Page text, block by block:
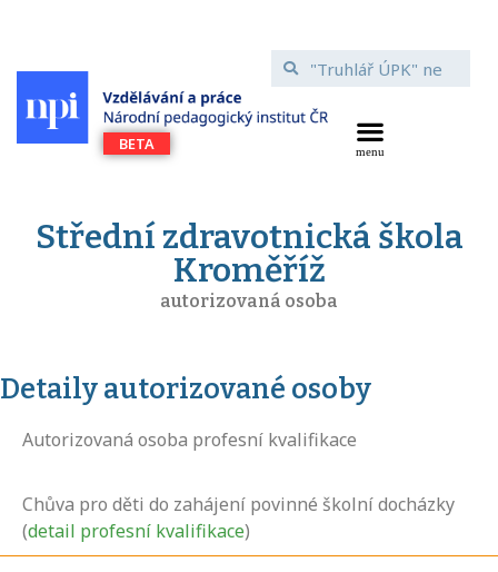
Střední zdravotnická škola
Kroměříž
autorizovaná osoba
Detaily autorizované osoby
Autorizovaná osoba profesní kvalifikace
Chůva pro děti do zahájení povinné školní docházky
(detail profesní kvalifikace)